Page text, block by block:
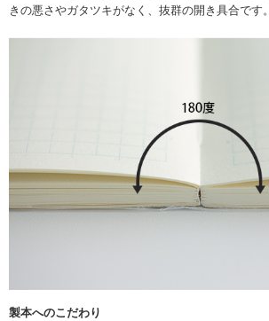
きの悪さやガタツキがなく、抜群の開き具合です。
製本へのこだわり